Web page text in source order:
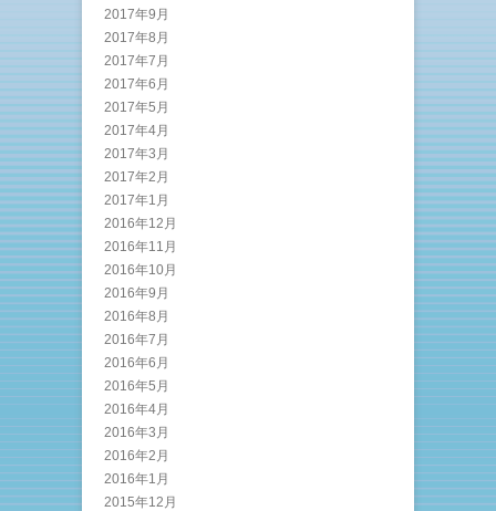
2017年9月
2017年8月
2017年7月
2017年6月
2017年5月
2017年4月
2017年3月
2017年2月
2017年1月
2016年12月
2016年11月
2016年10月
2016年9月
2016年8月
2016年7月
2016年6月
2016年5月
2016年4月
2016年3月
2016年2月
2016年1月
2015年12月